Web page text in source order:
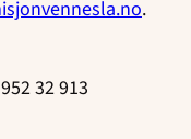
.
32 913